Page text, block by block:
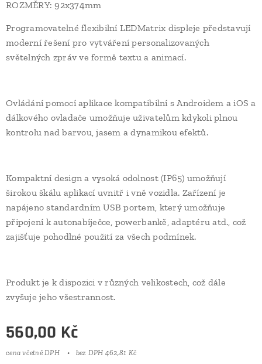
ROZMĚRY: 92x374mm
Programovatelné flexibilní LEDMatrix displeje představují
moderní řešení pro vytváření personalizovaných
světelných zpráv ve formě textu a animací.
Ovládání pomocí aplikace kompatibilní s Androidem a iOS a
dálkového ovladače umožňuje uživatelům kdykoli plnou
kontrolu nad barvou, jasem a dynamikou efektů.
Kompaktní design a vysoká odolnost (IP65) umožňují
širokou škálu aplikací uvnitř i vně vozidla. Zařízení je
napájeno standardním USB portem, který umožňuje
připojení k autonabíječce, powerbankě, adaptéru atd., což
zajišťuje pohodlné použití za všech podmínek.
Produkt je k dispozici v různých velikostech, což dále
zvyšuje jeho všestrannost.
560,00 Kč
cena včetně DPH bez DPH 462,81 Kč